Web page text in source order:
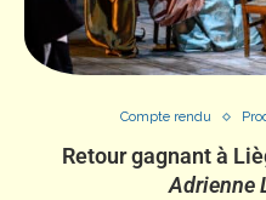
Compte rendu
Retour gagnant à
Adrienne